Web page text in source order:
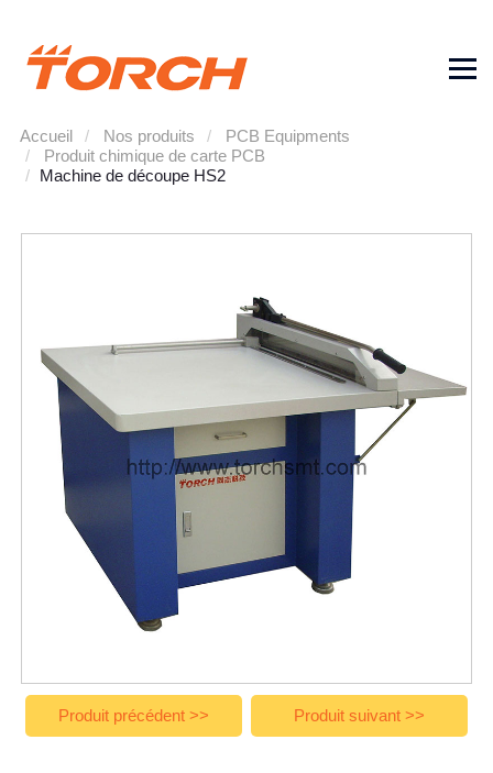
Accueil Nos produits
PCB Equipments
Produit chimique de carte PCB
Machine de découpe HS2
Produit précédent >> Produit suivant >>